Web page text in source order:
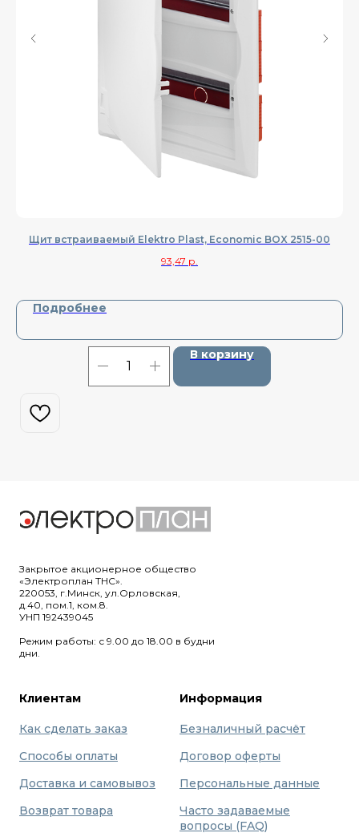
Щит встраиваемый Elektro Plast, Economic BOX 2515-00
93,47 р.
Подробнее
В корзину
Закрытое акционерное общество
«Электроплан ТНС».
220053, г.Минск, ул.Орловская,
д.40, пом.1, ком.8.
УНП 192439045
Режим работы: с 9.00 до 18.00 в будни
дни.
Клиентам
Как сделать заказ
Способы оплаты
Доставка и самовывоз
Возврат товара
Информация
Безналичный расчёт
Договор оферты
Персональные данные
Часто задаваемые
вопросы (FAQ)